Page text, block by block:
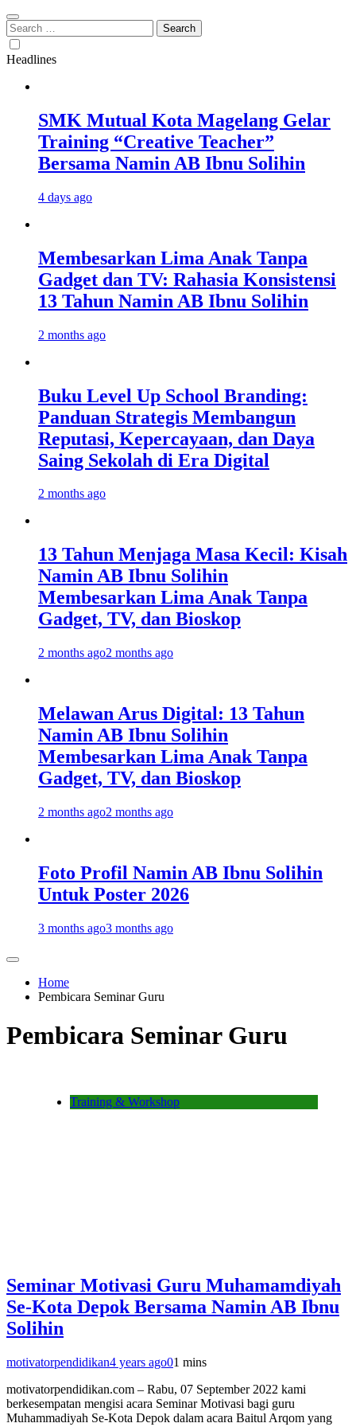
Search
for:
Headlines
SMK Mutual Kota Magelang Gelar
Training “Creative Teacher”
Bersama Namin AB Ibnu Solihin
4 days ago
Membesarkan Lima Anak Tanpa
Gadget dan TV: Rahasia Konsistensi
13 Tahun Namin AB Ibnu Solihin
2 months ago
Buku Level Up School Branding:
Panduan Strategis Membangun
Reputasi, Kepercayaan, dan Daya
Saing Sekolah di Era Digital
2 months ago
13 Tahun Menjaga Masa Kecil: Kisah
Namin AB Ibnu Solihin
Membesarkan Lima Anak Tanpa
Gadget, TV, dan Bioskop
2 months ago2 months ago
Melawan Arus Digital: 13 Tahun
Namin AB Ibnu Solihin
Membesarkan Lima Anak Tanpa
Gadget, TV, dan Bioskop
2 months ago2 months ago
Foto Profil Namin AB Ibnu Solihin
Untuk Poster 2026
3 months ago3 months ago
Home
Pembicara Seminar Guru
Pembicara Seminar Guru
Training & Workshop
Seminar Motivasi Guru Muhamamdiyah
Se-Kota Depok Bersama Namin AB Ibnu
Solihin
motivatorpendidikan4 years ago01 mins
motivatorpendidikan.com – Rabu, 07 September 2022 kami
berkesempatan mengisi acara Seminar Motivasi bagi guru
Muhammadiyah Se-Kota Depok dalam acara Baitul Arqom yang